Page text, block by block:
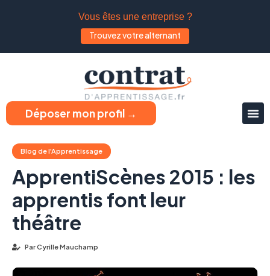
Vous êtes une entreprise ?
Trouvez votre alternant
Déposer mon profil →
Blog de l'Apprentissage
ApprentiScènes 2015 : les
apprentis font leur
théâtre
ParCyrille Mauchamp